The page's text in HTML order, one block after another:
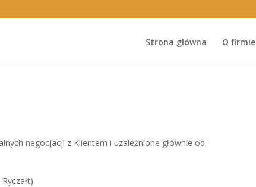
Strona główna O firmie
negocjacji z Klientem i uzależnione głównie od: